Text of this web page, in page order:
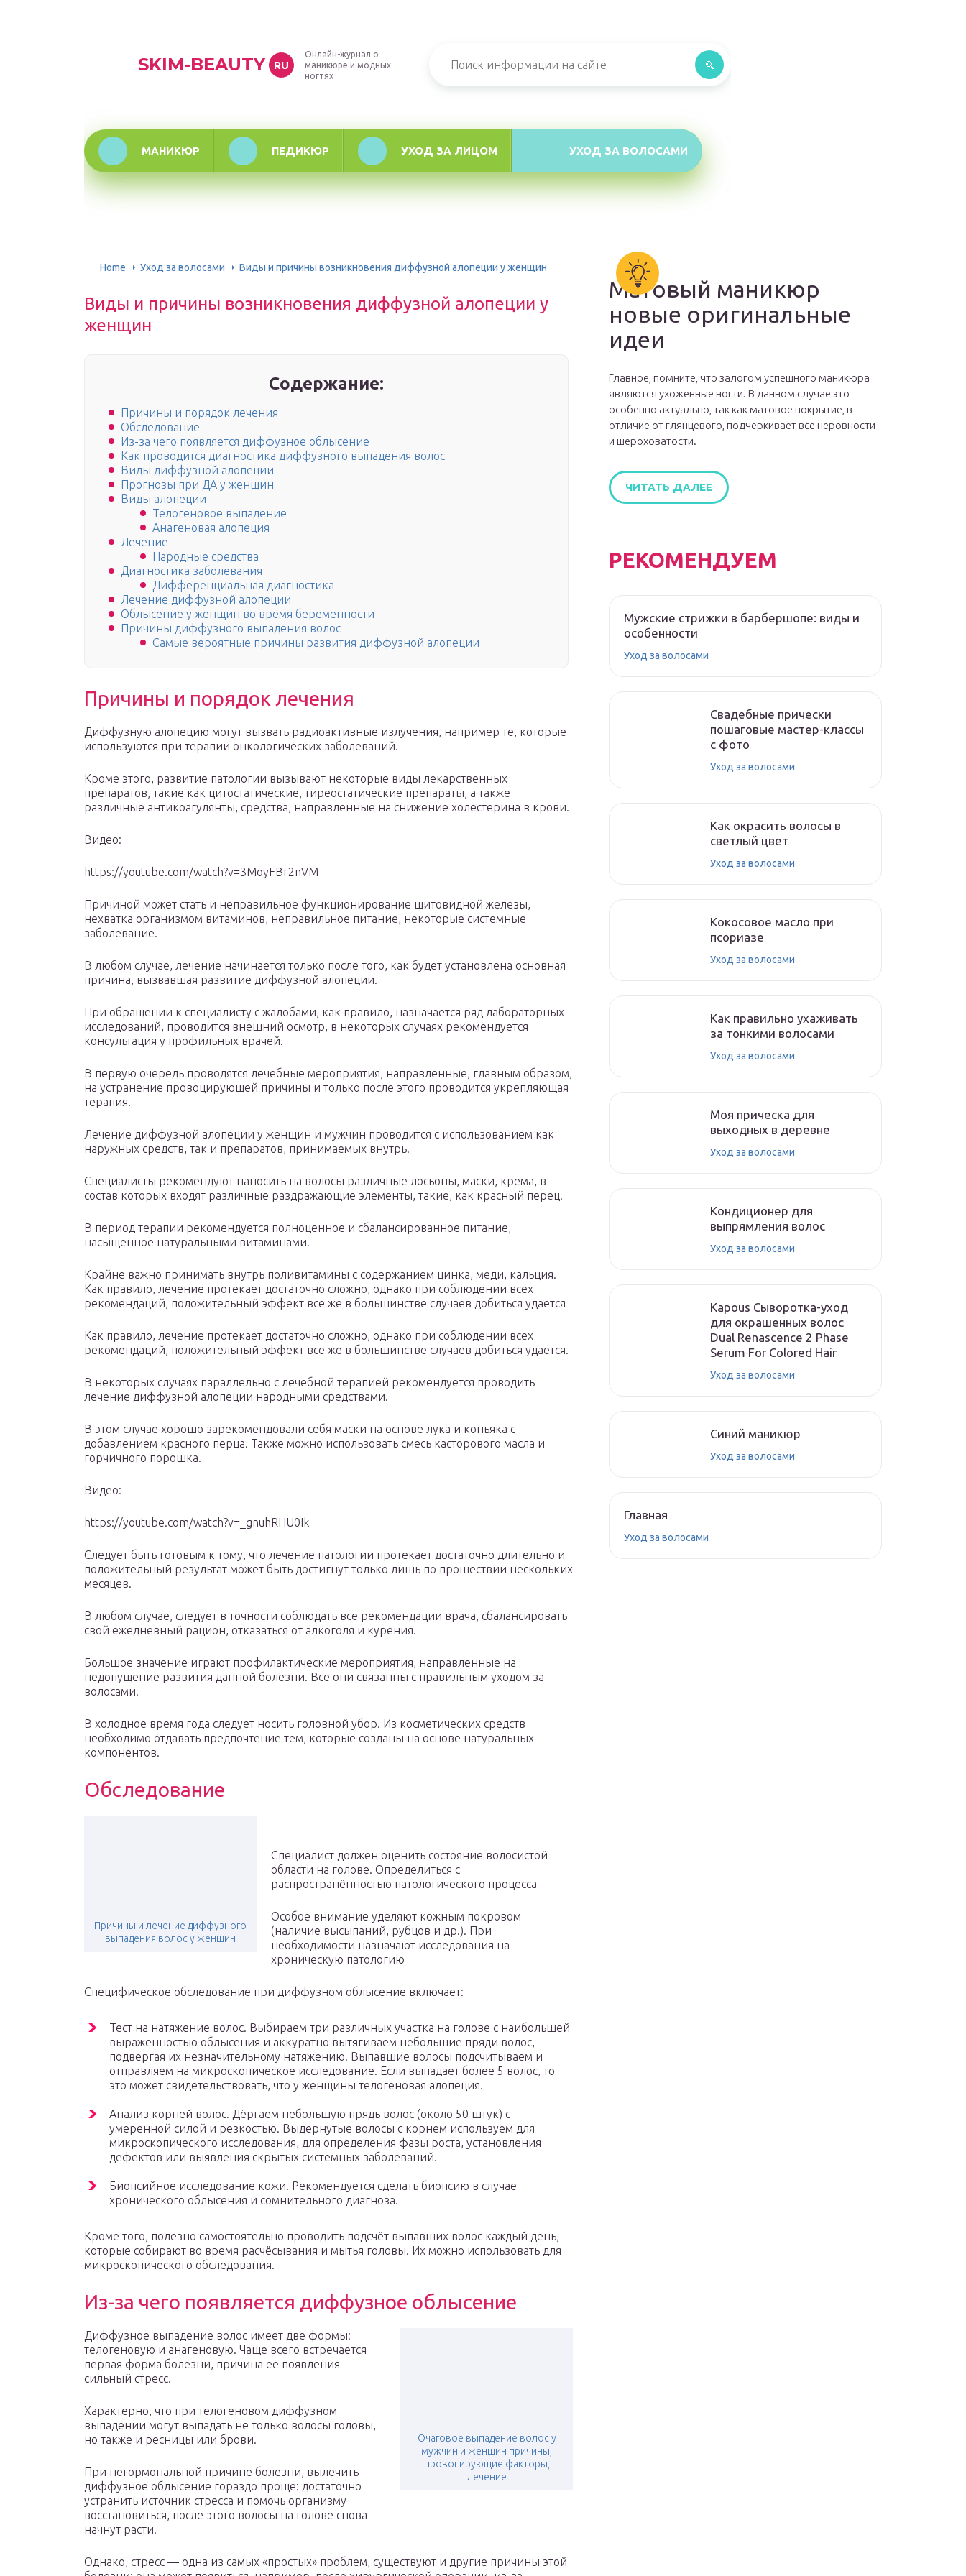
SKIM-BEAUTY RU
Онлайн-журнал о
маникюре и модных
ногтях
МАНИКЮР ПЕДИКЮР УХОД ЗА ЛИЦОМ УХОД ЗА ВОЛОСАМИ
Home Уход за волосами Виды и причины возникновения диффузной алопеции у женщин
Виды и причины возникновения диффузной алопеции у
женщин
Содержание:
Причины и порядок лечения
Обследование
Из-за чего появляется диффузное облысение
Как проводится диагностика диффузного выпадения волос
Виды диффузной алопеции
Прогнозы при ДА у женщин
Виды алопеции
Телогеновое выпадение
Анагеновая алопеция
Лечение
Народные средства
Диагностика заболевания
Дифференциальная диагностика
Лечение диффузной алопеции
Облысение у женщин во время беременности
Причины диффузного выпадения волос
Самые вероятные причины развития диффузной алопеции
Причины и порядок лечения
Диффузную алопецию могут вызвать радиоактивные излучения, например те, которые
используются при терапии онкологических заболеваний.
Кроме этого, развитие патологии вызывают некоторые виды лекарственных
препаратов, такие как цитостатические, тиреостатические препараты, а также
различные антикоагулянты, средства, направленные на снижение холестерина в крови.
Видео:
https://youtube.com/watch?v=3MoyFBr2nVM
Причиной может стать и неправильное функционирование щитовидной железы,
нехватка организмом витаминов, неправильное питание, некоторые системные
заболевание.
В любом случае, лечение начинается только после того, как будет установлена основная
причина, вызвавшая развитие диффузной алопеции.
При обращении к специалисту с жалобами, как правило, назначается ряд лабораторных
исследований, проводится внешний осмотр, в некоторых случаях рекомендуется
консультация у профильных врачей.
В первую очередь проводятся лечебные мероприятия, направленные, главным образом,
на устранение провоцирующей причины и только после этого проводится укрепляющая
терапия.
Лечение диффузной алопеции у женщин и мужчин проводится с использованием как
наружных средств, так и препаратов, принимаемых внутрь.
Специалисты рекомендуют наносить на волосы различные лосьоны, маски, крема, в
состав которых входят различные раздражающие элементы, такие, как красный перец.
В период терапии рекомендуется полноценное и сбалансированное питание,
насыщенное натуральными витаминами.
Крайне важно принимать внутрь поливитамины с содержанием цинка, меди, кальция.
Как правило, лечение протекает достаточно сложно, однако при соблюдении всех
рекомендаций, положительный эффект все же в большинстве случаев добиться удается
Как правило, лечение протекает достаточно сложно, однако при соблюдении всех
рекомендаций, положительный эффект все же в большинстве случаев добиться удается.
В некоторых случаях параллельно с лечебной терапией рекомендуется проводить
лечение диффузной алопеции народными средствами.
В этом случае хорошо зарекомендовали себя маски на основе лука и коньяка с
добавлением красного перца. Также можно использовать смесь касторового масла и
горчичного порошка.
Видео:
https://youtube.com/watch?v=_gnuhRHU0Ik
Следует быть готовым к тому, что лечение патологии протекает достаточно длительно и
положительный результат может быть достигнут только лишь по прошествии нескольких
месяцев.
В любом случае, следует в точности соблюдать все рекомендации врача, сбалансировать
свой ежедневный рацион, отказаться от алкоголя и курения.
Большое значение играют профилактические мероприятия, направленные на
недопущение развития данной болезни. Все они связанны с правильным уходом за
волосами.
В холодное время года следует носить головной убор. Из косметических средств
необходимо отдавать предпочтение тем, которые созданы на основе натуральных
компонентов.
Обследование
Причины и лечение диффузного
выпадения волос у женщин
Специалист должен оценить состояние волосистой
области на голове. Определиться с
распространённостью патологического процесса
Особое внимание уделяют кожным покровом
(наличие высыпаний, рубцов и др.). При
необходимости назначают исследования на
хроническую патологию
Специфическое обследование при диффузном облысение включает:
Тест на натяжение волос. Выбираем три различных участка на голове с наибольшей
выраженностью облысения и аккуратно вытягиваем небольшие пряди волос,
подвергая их незначительному натяжению. Выпавшие волосы подсчитываем и
отправляем на микроскопическое исследование. Если выпадает более 5 волос, то
это может свидетельствовать, что у женщины телогеновая алопеция.
Анализ корней волос. Дёргаем небольшую прядь волос (около 50 штук) с
умеренной силой и резкостью. Выдернутые волосы с корнем используем для
микроскопического исследования, для определения фазы роста, установления
дефектов или выявления скрытых системных заболеваний.
Биопсийное исследование кожи. Рекомендуется сделать биопсию в случае
хронического облысения и сомнительного диагноза.
Кроме того, полезно самостоятельно проводить подсчёт выпавших волос каждый день,
которые собирают во время расчёсывания и мытья головы. Их можно использовать для
микроскопического обследования.
Из-за чего появляется диффузное облысение
Очаговое выпадение волос у
мужчин и женщин причины,
провоцирующие факторы,
лечение
Диффузное выпадение волос имеет две формы:
телогеновую и анагеновую. Чаще всего встречается
первая форма болезни, причина ее появления —
сильный стресс.
Характерно, что при телогеновом диффузном
выпадении могут выпадать не только волосы головы,
но также и ресницы или брови.
При негормональной причине болезни, вылечить
диффузное облысение гораздо проще: достаточно
устранить источник стресса и помочь организму
восстановиться, после этого волосы на голове снова
начнут расти.
Однако, стресс — одна из самых «простых» проблем, существуют и другие причины этой
Матовый маникюр
новые оригинальные
идеи
Главное, помните, что залогом успешного маникюра
являются ухоженные ногти. В данном случае это
особенно актуально, так как матовое покрытие, в
отличие от глянцевого, подчеркивает все неровности
и шероховатости.
ЧИТАТЬ ДАЛЕЕ
РЕКОМЕНДУЕМ
Мужские стрижки в барбершопе: виды и
особенности
Уход за волосами
Свадебные прически
пошаговые мастер-классы
с фото
Уход за волосами
Как окрасить волосы в
светлый цвет
Уход за волосами
Кокосовое масло при
псориазе
Уход за волосами
Как правильно ухаживать
за тонкими волосами
Уход за волосами
Моя прическа для
выходных в деревне
Уход за волосами
Кондиционер для
выпрямления волос
Уход за волосами
Kapous Сыворотка-уход
для окрашенных волос
Dual Renascence 2 Phase
Serum For Colored Hair
Уход за волосами
Синий маникюр
Уход за волосами
Главная
Уход за волосами